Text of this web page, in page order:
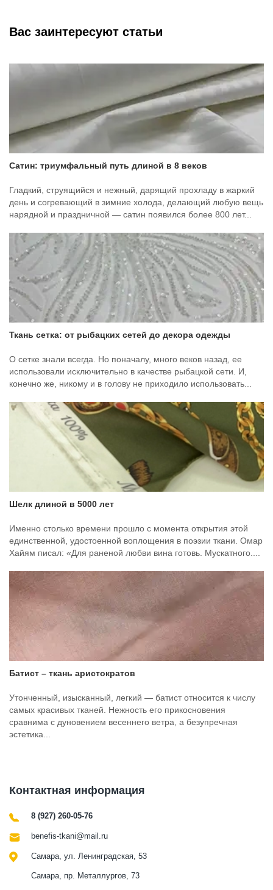
Вас заинтересуют статьи
Сатин: триумфальный путь длиной в 8 веков
Гладкий, струящийся и нежный, дарящий прохладу в жаркий
день и согревающий в зимние холода, делающий любую вещь
нарядной и праздничной — сатин появился более 800 лет...
Ткань сетка: от рыбацких сетей до декора одежды
О сетке знали всегда. Но поначалу, много веков назад, ее
использовали исключительно в качестве рыбацкой сети. И,
конечно же, никому и в голову не приходило использовать...
Шелк длиной в 5000 лет
Именно столько времени прошло с момента открытия этой
единственной, удостоенной воплощения в поэзии ткани. Омар
Хайям писал: «Для раненой любви вина готовь. Мускатного....
Батист – ткань аристократов
Утонченный, изысканный, легкий — батист относится к числу
самых красивых тканей. Нежность его прикосновения
сравнима с дуновением весеннего ветра, а безупречная
эстетика...
Контактная информация
8 (927) 260-05-76
benefis-tkani@mail.ru
Самара, ул. Ленинградская, 53
Самара, пр. Металлургов, 73